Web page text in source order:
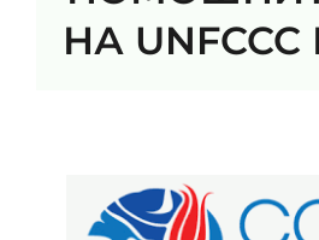
Контакт
НА